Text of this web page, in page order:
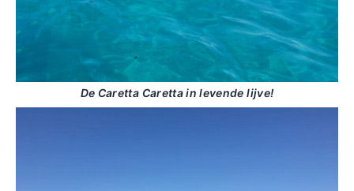
De Caretta Caretta in levende lijve!